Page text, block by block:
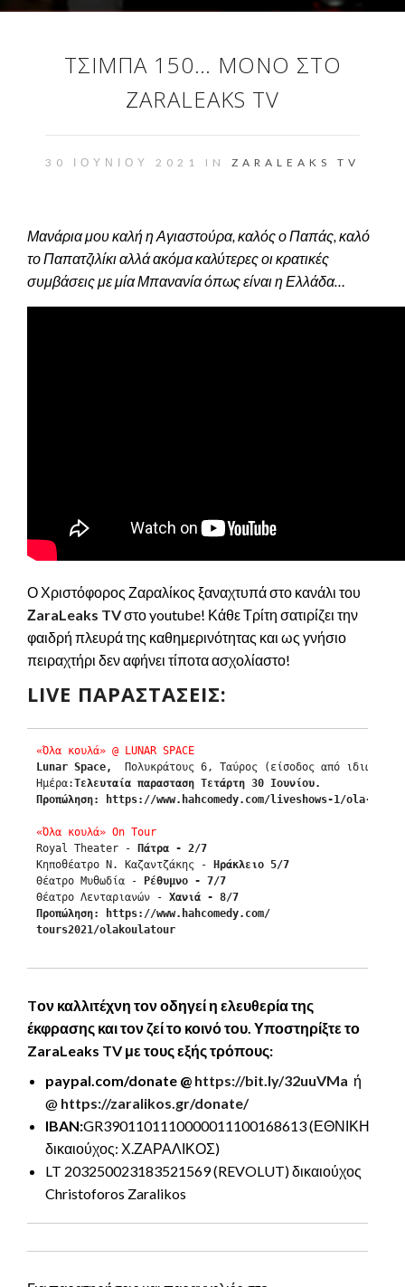
ΤΣΊΜΠΑ 150… ΜΌΝΟ ΣΤΟ
ZARALEAKS TV
30 ΙΟΥΝΊΟΥ 2021 IN ZARALEAKS TV
Μανάρια μου καλή η Αγιαστούρα, καλός ο Παπάς, καλό
το Παπατζιλίκι αλλά ακόμα καλύτερες οι κρατικές
συμβάσεις με μία Μπανανία όπως είναι η Ελλάδα…
Ο Χριστόφορος Ζαραλίκος ξαναχτυπά στο κανάλι του
ΖaraLeaks TVστο youtube! Κάθε Τρίτη σατιρίζει την
φαιδρή πλευρά της καθημερινότητας και ως γνήσιο
πειραχτήρι δεν αφήνει τίποτα ασχολίαστο!
LIVE ΠΑΡΑΣΤΆΣΕΙΣ:
«Όλα κουλά» @ LUNAR SPACE
Lunar Space,
Πολυκράτους 6, Ταύρος (είσοδος από ιδιωτικό
Ημέρα:Τελευταία παρασταση Τετάρτη 30 Ιουνίου.
Προπώληση:
https://www.hahcomedy.com/liveshows-1/ola-koula
«Όλα κουλά» On Tour
Royal Theater -
Πάτρα - 2/7
Κηποθέατρο Ν. Καζαντζάκης -
Ηράκλειο 5/7
Θέατρο Μυθωδία -
Ρέθυμνο - 7/7
Θέατρο Λενταριανών - Χανιά - 8/7
Προπώληση:
https://www.hahcomedy.com/
tours2021/olakoulatour
Tον καλλιτέχνη τον οδηγεί η ελευθερία της
έκφρασης και τον ζεί το κοινό του. Υποστηρίξτε το
ZaraLeaks TV με τους εξής τρόπους:
paypal.com/donate @ https://bit.ly/32uuVMa ή
@ https://zaralikos.gr/donate/
IBAN:GR3901101110000011100168613(ΕΘΝΙΚΗ
δικαιούχος: Χ.ΖΑΡΑΛΙΚΟΣ)
LT 203250023183521569 (REVOLUT) δικαιούχος
Christoforos Zaralikos